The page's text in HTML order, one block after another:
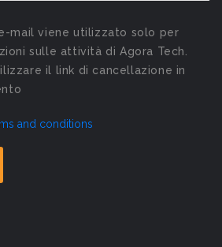
mail viene utilizzato solo per
sulle attività di Agora Tech.
il link di cancellazione in
and conditions